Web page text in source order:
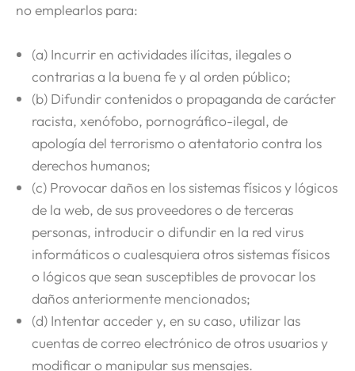
no emplearlos para:
(a) Incurrir en actividades ilícitas, ilegales o
contrarias a la buena fe y al orden público;
(b) Difundir contenidos o propaganda de carácter
racista, xenófobo, pornográfico-ilegal, de
apología del terrorismo o atentatorio contra los
derechos humanos;
(c) Provocar daños en los sistemas físicos y lógicos
de la web, de sus proveedores o de terceras
personas, introducir o difundir en la red virus
informáticos o cualesquiera otros sistemas físicos
o lógicos que sean susceptibles de provocar los
daños anteriormente mencionados;
(d) Intentar acceder y, en su caso, utilizar las
cuentas de correo electrónico de otros usuarios y
modificar o manipular sus mensajes.